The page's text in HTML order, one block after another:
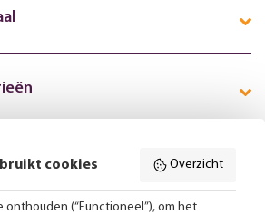
cookies Overzicht
onthouden (“Functioneel”), om het